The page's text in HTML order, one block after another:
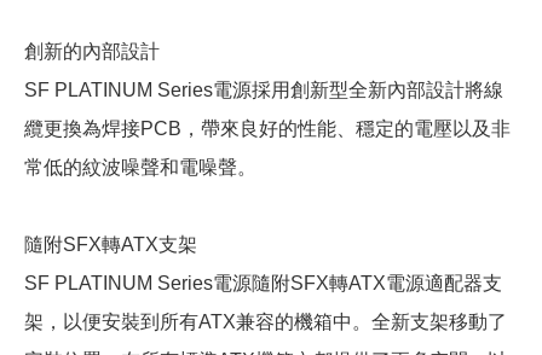
創新的內部設計
SF PLATINUM Series電源採用創新型全新內部設計將線
纜更換為焊接PCB，帶來良好的性能、穩定的電壓以及非
常低的紋波噪聲和電噪聲。
隨附SFX轉ATX支架
SF PLATINUM Series電源隨附SFX轉ATX電源適配器支
架，以便安裝到所有ATX兼容的機箱中。全新支架移動了